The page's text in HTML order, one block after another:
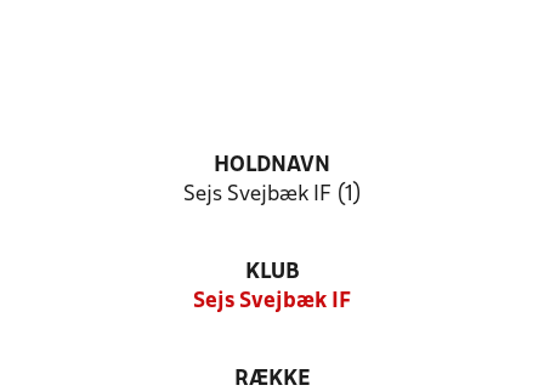
HOLDNAVN
Sejs Svejbæk IF (1)
KLUB
Sejs Svejbæk IF
RÆKKE